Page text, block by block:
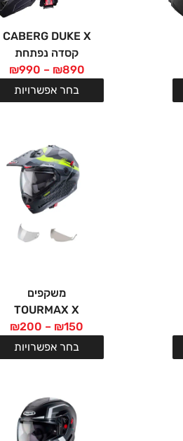
CABERG DUKE X
קסדה נפתחת
₪890
–
₪990
בחר אפשרויות
משקפים
TOURMAX X
₪150
–
₪200
בחר אפשרויות